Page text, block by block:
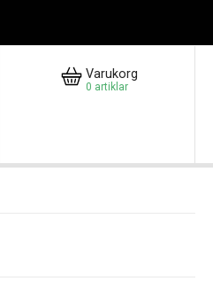
Varukorg
0 artiklar